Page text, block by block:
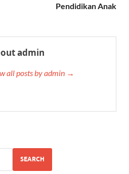
Pendidikan Anak
admin
all posts by admin →
SEARCH